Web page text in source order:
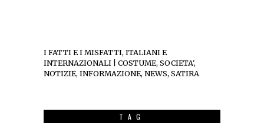
I FATTI E I MISFATTI, ITALIANI E
INTERNAZIONALI | COSTUME, SOCIETA',
NOTIZIE, INFORMAZIONE, NEWS, SATIRA
TAG